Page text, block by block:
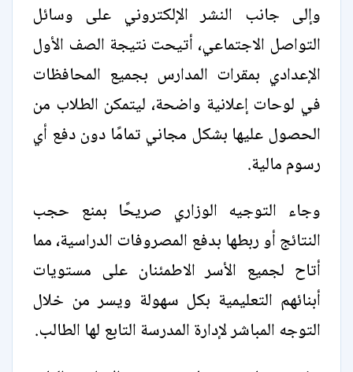
وإلى جانب النشر الإلكتروني على وسائل
التواصل الاجتماعي، أتيحت نتيجة الصف الأول
الإعدادي بمقرات المدارس بجميع المحافظات
في لوحات إعلانية واضحة، ليتمكن الطلاب من
الحصول عليها بشكل مجاني تمامًا دون دفع أي
رسوم مالية.
وجاء التوجيه الوزاري صريحًا بمنع حجب
النتائج أو ربطها بدفع المصروفات الدراسية، مما
أتاح لجميع الأسر الاطمئنان على مستويات
أبنائهم التعليمية بكل سهولة ويسر من خلال
التوجه المباشر لإدارة المدرسة التابع لها الطالب.